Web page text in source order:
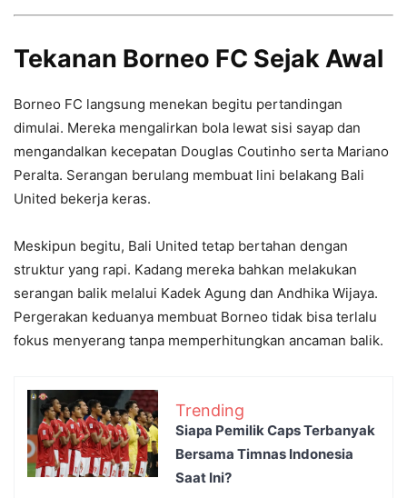
Tekanan Borneo FC Sejak Awal
Borneo FC langsung menekan begitu pertandingan
dimulai. Mereka mengalirkan bola lewat sisi sayap dan
mengandalkan kecepatan Douglas Coutinho serta Mariano
Peralta. Serangan berulang membuat lini belakang Bali
United bekerja keras.
Meskipun begitu, Bali United tetap bertahan dengan
struktur yang rapi. Kadang mereka bahkan melakukan
serangan balik melalui Kadek Agung dan Andhika Wijaya.
Pergerakan keduanya membuat Borneo tidak bisa terlalu
fokus menyerang tanpa memperhitungkan ancaman balik.
Trending
Siapa Pemilik Caps Terbanyak
Bersama Timnas Indonesia
Saat Ini?